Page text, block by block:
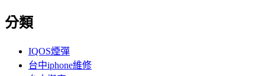
分類
IQOS煙彈
台中iphone維修